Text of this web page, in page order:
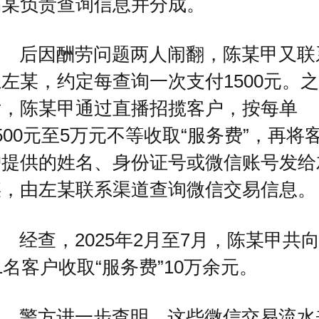
负责查询信息并分成。
后因酬劳问题两人闹翻，陈某甲又联
左某，约定每查询一次支付1500元。之
陈某甲通过直播招揽客户，按每单
元至5万元不等收取“服务费”，再将
提供的姓名、身份证号或微信账号发
由左某联系渠道查询微信交易信息。
经查，2025年2月至7月，陈某甲共向
客户收取“服务费”10万余元。